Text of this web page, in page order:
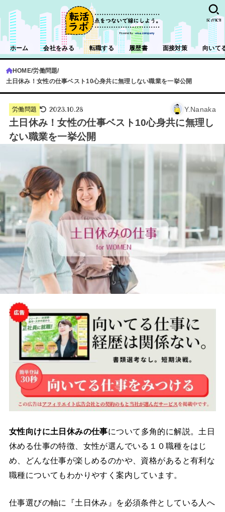
ホーム 会社をみる 転職する 履歴書 面接対策 向いて
SEARCH
HOME 労働問題
土日休み！女性の仕事ベスト10心身共に無理しない職業を一挙公開
労働問題 2023.10.28 Y.Nanaka
土日休み！女性の仕事ベスト10心身共に無理し
ない職業を一挙公開
女性向けに土日休みの仕事について多角的に解説。土日
休める仕事の特徴、女性が選んでいる１０職種をはじ
め、どんな仕事が楽しめるのかや、資格があると有利な
職種についてもわかりやすく案内しています。
仕事選びの軸に『土日休み』を必須条件としている人へ